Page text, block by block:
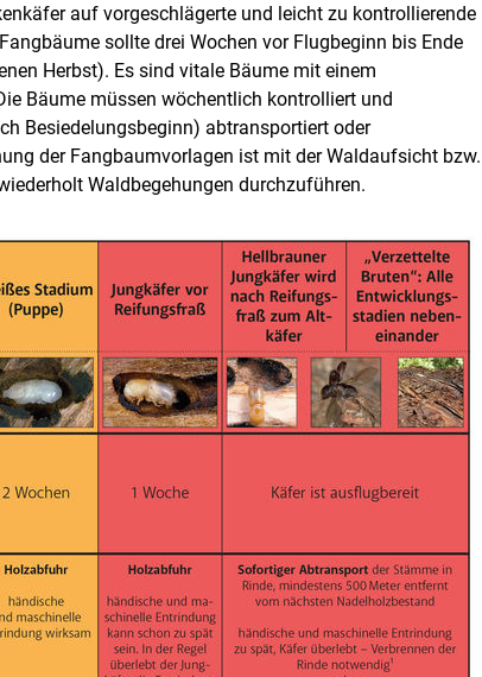
auf vorgeschlägerte und leicht zu kontrollierende
sollte drei Wochen vor Flugbeginn bis Ende
Herbst). Es sind vitale Bäume mit einem
Bäume müssen wöchentlich kontrolliert und
Besiedelungsbeginn) abtransportiert oder
der Fangbaumvorlagen ist mit der Waldaufsicht bzw.
Waldbegehungen durchzuführen.